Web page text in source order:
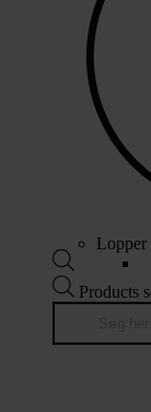
Lopper
Products